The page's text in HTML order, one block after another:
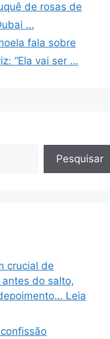
de rosas de
…
fala sobre
“Ela vai ser …
Pesquisar
crucial de
do salto,
Leia